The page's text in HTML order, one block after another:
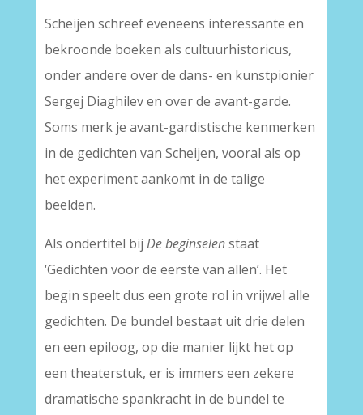
Scheijen schreef eveneens interessante en
bekroonde boeken als cultuurhistoricus,
onder andere over de dans- en kunstpionier
Sergej Diaghilev en over de avant-garde.
Soms merk je avant-gardistische kenmerken
in de gedichten van Scheijen, vooral als op
het experiment aankomt in de talige
beelden.
Als ondertitel bij De beginselenstaat
‘Gedichten voor de eerste van allen’. Het
begin speelt dus een grote rol in vrijwel alle
gedichten. De bundel bestaat uit drie delen
en een epiloog, op die manier lijkt het op
een theaterstuk, er is immers een zekere
dramatische spankracht in de bundel te